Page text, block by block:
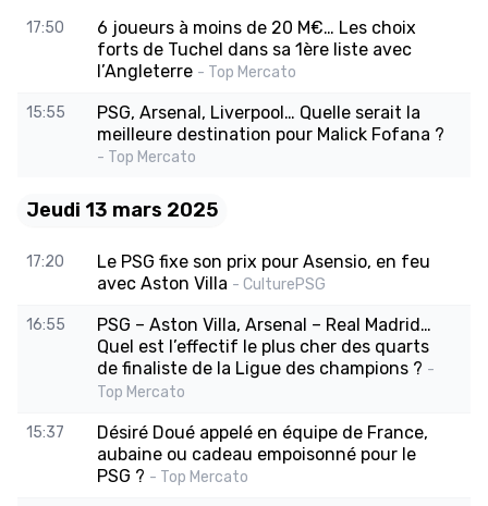
17:50
6 joueurs à moins de 20 M€… Les choix
forts de Tuchel dans sa 1ère liste avec
l’Angleterre - Top Mercato
15:55
PSG, Arsenal, Liverpool… Quelle serait la
meilleure destination pour Malick Fofana ?
- Top Mercato
Jeudi 13 mars 2025
17:20
Le PSG fixe son prix pour Asensio, en feu
avec Aston Villa - CulturePSG
16:55
PSG – Aston Villa, Arsenal – Real Madrid…
Quel est l’effectif le plus cher des quarts
de finaliste de la Ligue des champions ? -
Top Mercato
15:37
Désiré Doué appelé en équipe de France,
aubaine ou cadeau empoisonné pour le
PSG ? - Top Mercato